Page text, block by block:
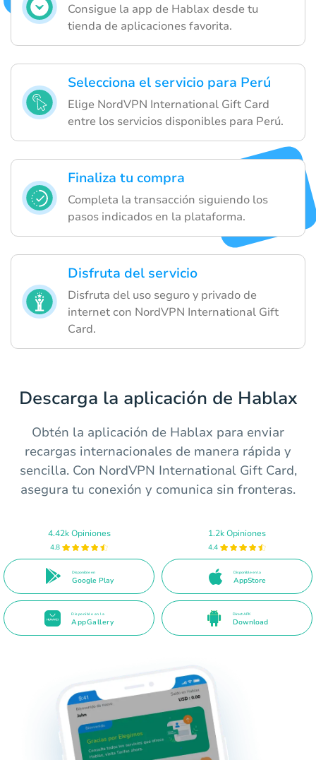
Consigue la app de Hablax desde tu
tienda de aplicaciones favorita.
Selecciona el servicio para Perú
Elige NordVPN International Gift Card
entre los servicios disponibles para Perú.
Finaliza tu compra
Completa la transacción siguiendo los
pasos indicados en la plataforma.
Disfruta del servicio
Disfruta del uso seguro y privado de
internet con NordVPN International Gift
Card.
Descarga la aplicación de Hablax
Obtén la aplicación de Hablax para enviar
recargas internacionales de manera rápida y
sencilla. Con NordVPN International Gift Card,
asegura tu conexión y comunica sin fronteras.
4.42k Opiniones
4.8
Disponible en
Google Play
1.2k Opiniones
4.4
Disponible en la
AppStore
Disponible en la
AppGallery
Direct APK
Download